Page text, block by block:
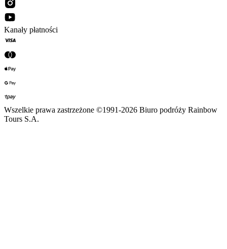
Kanały płatności
Wszelkie prawa zastrzeżone ©1991-2026 Biuro podróży Rainbow
Tours S.A.